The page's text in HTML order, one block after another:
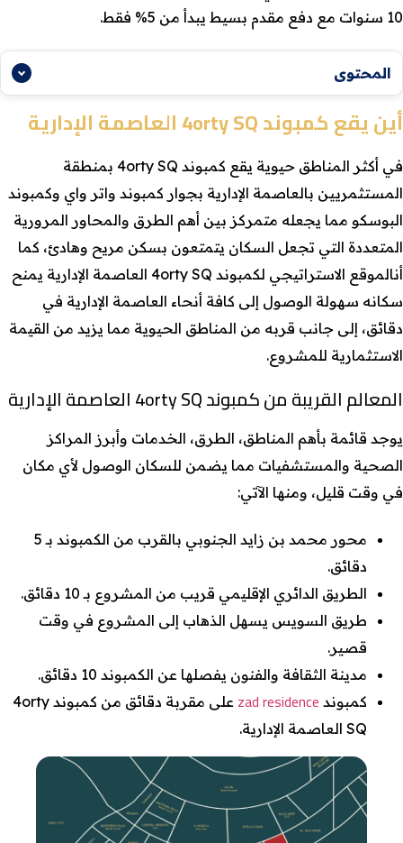
10 سنوات مع دفع مقدم بسيط يبدأ من 5% فقط.
المحتوى
أين يقع كمبوند 4orty SQ العاصمة الإدارية
في أكثر المناطق حيوية يقع كمبوند 4orty SQ بمنطقة
المستثمريين بالعاصمة الإدارية بجوار كمبوند واتر واي وكمبوند
البوسكو مما يجعله متمركز بين أهم الطرق والمحاور المرورية
المتعددة التي تجعل السكان يتمتعون بسكن مريح وهادئ، كما
أنالموقع الاستراتيجي لكمبوند 4orty SQ العاصمة الإدارية يمنح
سكانه سهولة الوصول إلى كافة أنحاء العاصمة الإدارية في
دقائق، إلى جانب قربه من المناطق الحيوية مما يزيد من القيمة
الاستثمارية للمشروع.
المعالم القريبة من كمبوند 4orty SQ العاصمة الإدارية
يوجد قائمة بأهم المناطق، الطرق، الخدمات وأبرز المراكز
الصحية والمستشفيات مما يضمن للسكان الوصول لأي مكان
في وقت قليل، ومنها الآتي:
محور محمد بن زايد الجنوبي بالقرب من الكمبوند بـ 5
دقائق.
الطريق الدائري الإقليمي قريب من المشروع بـ 10 دقائق.
طريق السويس يسهل الذهاب إلى المشروع في وقت
قصير.
مدينة الثقافة والفنون يفصلها عن الكمبوند 10 دقائق.
كمبوند zad residence
على مقربة دقائق من كمبوند 4orty
SQ العاصمة الإدارية.